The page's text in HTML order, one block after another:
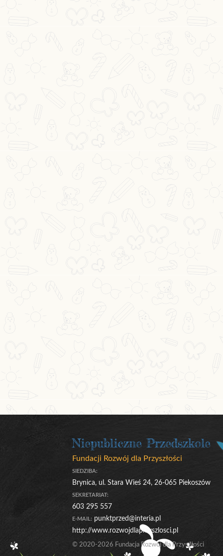
Niepubliczne Przedszkole
Fundacji Rozwój dla Przyszłości
SIEDZIBA:
Brynica, ul. Stara Wieś 24, 26-065 Piekoszów
SEKRETARIAT:
603 295 557
E-MAIL: punktprzed@interia.pl
http://www.rozwojdlaprzyszlosci.pl
© 2020-2026 Fundacja Rozwój dla Przyszłości